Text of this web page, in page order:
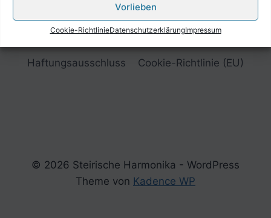
Vorlieben
Cookie-RichtlinieDatenschutzerklärungImpressum
Haftungsausschluss
Cookie-Richtlinie (EU)
© 2026 Steirische Harmonika - WordPress
Theme von Kadence WP